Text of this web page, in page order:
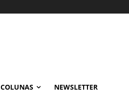
COLUNAS NEWSLETTER